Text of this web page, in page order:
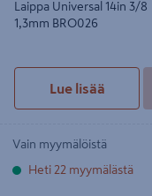
Laippa Universal 14in 3/8
1,3mm BRO026
Lue lisää
Vain myymälöistä
Heti 22 myymälästä